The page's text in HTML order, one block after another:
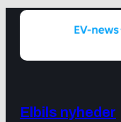
Elbils nyheder